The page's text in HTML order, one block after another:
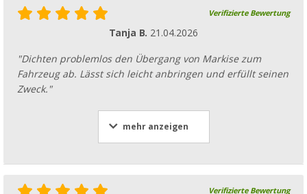
Verifizierte Bewertung
Tanja B. 21.04.2026
"Dichten problemlos den Übergang von Markise zum
Fahrzeug ab. Lässt sich leicht anbringen und erfüllt seinen
Zweck."
mehr anzeigen
Verifizierte Bewertung